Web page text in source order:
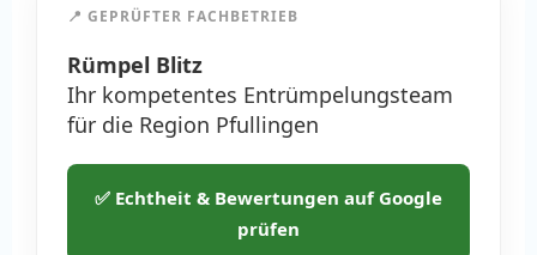
📍 GEPRÜFTER FACHBETRIEB
Rümpel Blitz
Ihr kompetentes Entrümpelungsteam
für die Region Pfullingen
✅ Echtheit & Bewertungen auf Google
prüfen